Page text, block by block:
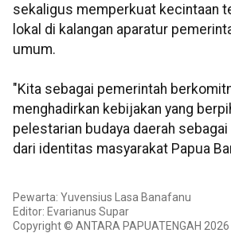
sekaligus memperkuat kecintaan
lokal di kalangan aparatur
umum.
"Kita sebagai pemerintah
menghadirkan kebijakan yang
pelestarian budaya daerah
dari identitas masyarakat Papua
Pewarta: Yuvensius Lasa Banafanu
Editor: Evarianus Supar
Copyright © ANTARA PAPUATENGAH 2026